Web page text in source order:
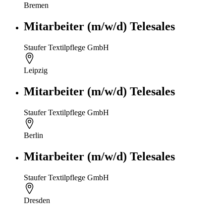
Bremen
Mitarbeiter (m/w/d) Telesales
Staufer Textilpflege GmbH
Leipzig
Mitarbeiter (m/w/d) Telesales
Staufer Textilpflege GmbH
Berlin
Mitarbeiter (m/w/d) Telesales
Staufer Textilpflege GmbH
Dresden